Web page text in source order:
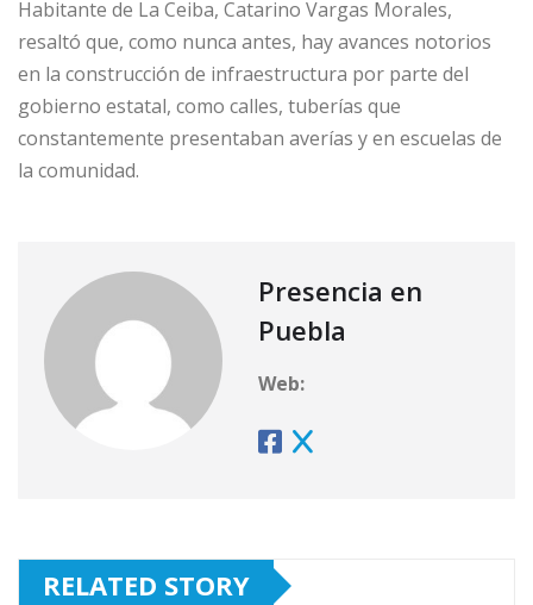
Habitante de La Ceiba, Catarino Vargas Morales,
resaltó que, como nunca antes, hay avances notorios
en la construcción de infraestructura por parte del
gobierno estatal, como calles, tuberías que
constantemente presentaban averías y en escuelas de
la comunidad.
Presencia en
Puebla
Web:
RELATED STORY